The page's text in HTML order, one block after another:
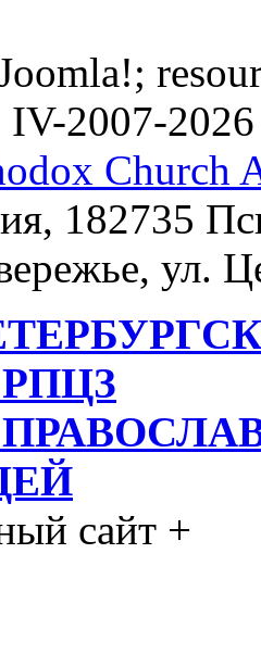
2007-2026
Church
182735
ул.
сайт +